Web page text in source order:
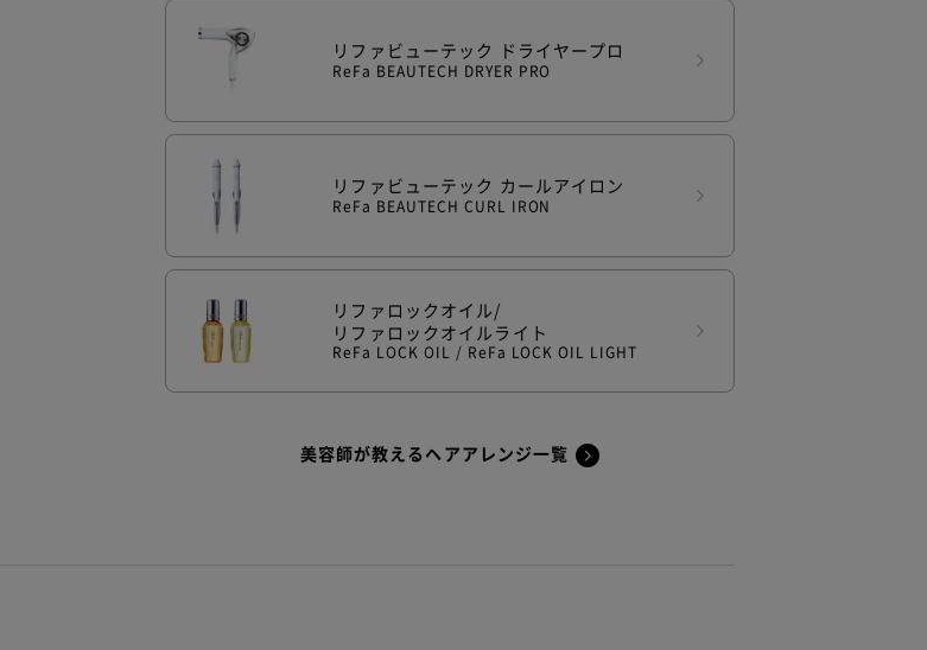
リファビューテック ドライヤープロ
ReFa BEAUTECH DRYER PRO
リファビューテック カールアイロン
ReFa BEAUTECH CURL IRON
リファロックオイル/
リファロックオイルライト
ReFa LOCK OIL / ReFa LOCK OIL LIGHT
美容師が教えるヘアアレンジ一覧